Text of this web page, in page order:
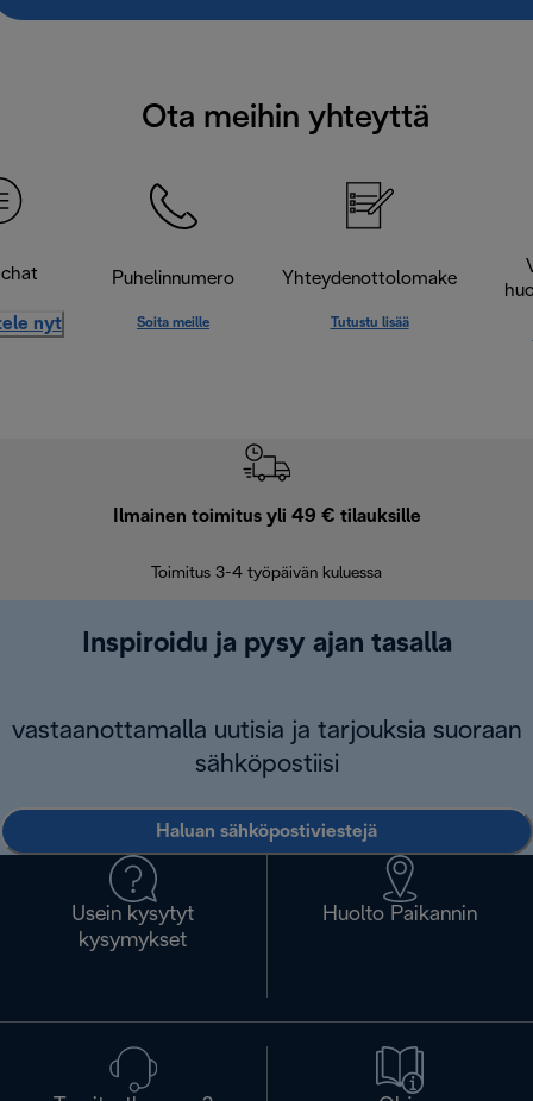
Ota meihin yhteyttä
nyt
Puhelinnumero
Soita meille
Yhteydenottolomake
Tutustu lisää
Ilmainen toimitus yli 49 € tilauksille
Toimitus 3-4 työpäivän kuluessa
Inspiroidu ja pysy ajan tasalla
vastaanottamalla uutisia ja tarjouksia suoraan
sähköpostiisi
Haluan sähköpostiviestejä
Usein kysytyt
kysymykset
Huolto Paikannin